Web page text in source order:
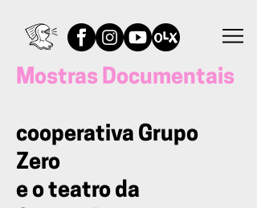
Mostras Documentais
cooperativa Grupo
Zero
e o teatro da